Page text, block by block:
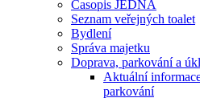
Časopis JEDNA
Seznam veřejných toalet
Bydlení
Správa majetku
Doprava, parkování a
Aktuální
parkování